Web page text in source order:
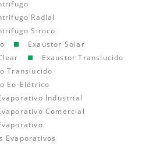
Radial
Siroco
Exaustor Solar
Exaustor Translucido
Translucido
Eo-Elétrico
Industrial
Comercial
Evaporativos